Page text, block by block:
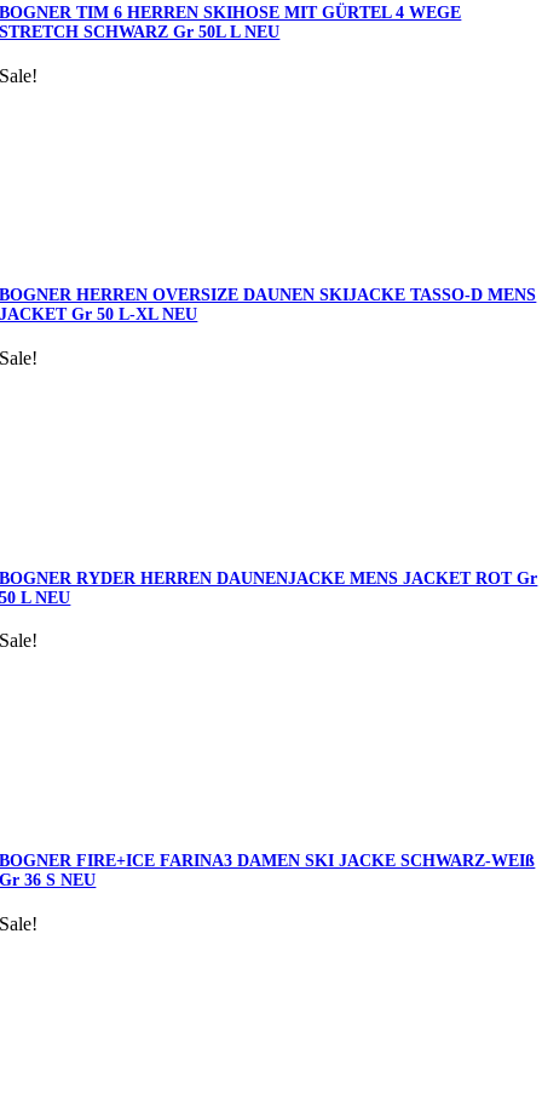
BOGNER TIM 6 HERREN SKIHOSE MIT GÜRTEL 4 WEGE
STRETCH SCHWARZ Gr 50L L NEU
Sale!
BOGNER HERREN OVERSIZE DAUNEN SKIJACKE TASSO-D MENS
JACKET Gr 50 L-XL NEU
Sale!
BOGNER RYDER HERREN DAUNENJACKE MENS JACKET ROT Gr
50 L NEU
Sale!
BOGNER FIRE+ICE FARINA3 DAMEN SKI JACKE SCHWARZ-WEIß
Gr 36 S NEU
Sale!